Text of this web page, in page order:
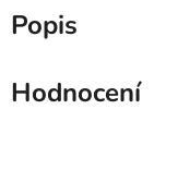
Popis
Hodnocení